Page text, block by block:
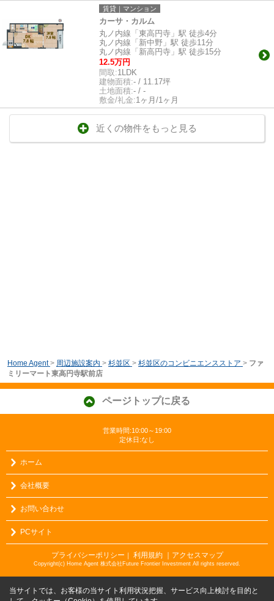
賃貸｜マンション
カーサ・カルム
丸ノ内線「東高円寺」駅 徒歩4分
丸ノ内線「新中野」駅 徒歩11分
丸ノ内線「新高円寺」駅 徒歩15分
12.5万円
間取:1LDK
建物面積:- / 11.17坪
土地面積:- / -
敷金/礼金:1ヶ月/1ヶ月
近くの物件をもっと見る
Home Agent > 周辺施設案内 > 杉並区 > 杉並区のコンビニエンスストア > ファ
ミリーマート東高円寺駅前店
ページトップに戻る
営業時間:10:00～19:00
定休日:なし
ホーム
会社概要
お問い合わせ
PCサイト
プライバシーポリシー ｜ 利用規約 ｜アクセスマップ
Copyright(c) Home Agent 株式会社Future Frontier Investment All rights reserved.
当サイトでは、お客様の当サイト利用状況把握、サービス向上検討を目的と